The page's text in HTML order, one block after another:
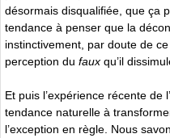
désormais disqualifiée, que ça
tendance à penser que la
instinctivement, par doute de
perception du faux qu’il
Et puis l’expérience récente de
tendance naturelle à
l’exception en règle. Nous